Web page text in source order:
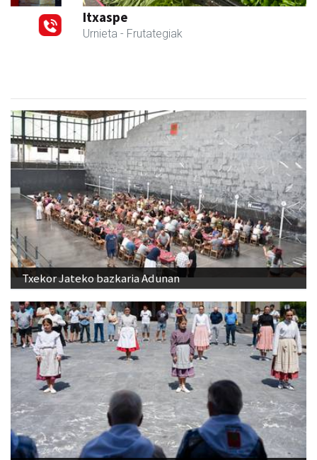
Itxaspe
Urnieta - Frutategiak
Txekor Jateko bazkaria Adunan